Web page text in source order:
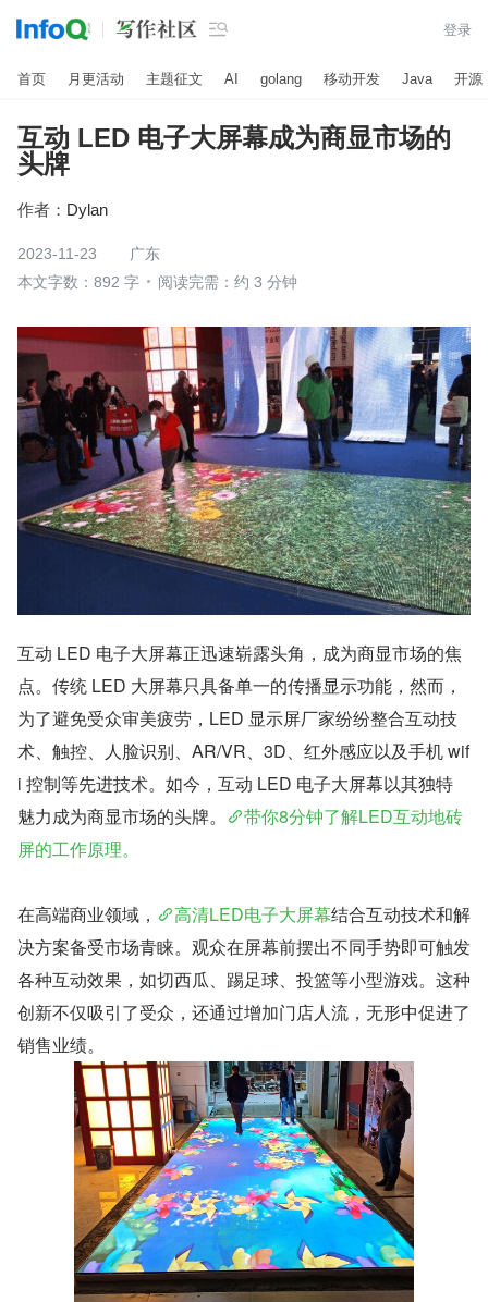
 登录
首页 月更活动 主题征文 AI golang 移动开发 Java 开源
互动 LED 电子大屏幕成为商显市场的
头牌
作者： Dylan
2023-11-23
广东
本文字数：892 字
阅读完需：约 3 分钟
互动 LED 电子大屏幕正迅速崭露头角，成为商显市场的焦
点。传统 LED 大屏幕只具备单一的传播显示功能，然而，
为了避免受众审美疲劳，LED 显示屏厂家纷纷整合互动技
术、触控、人脸识别、AR/VR、3D、红外感应以及手机 wif
i 控制等先进技术。如今，互动 LED 电子大屏幕以其独特
魅力成为商显市场的头牌。
带你8分钟了解LED互动地砖
屏的工作原理。
在高端商业领域， 高清LED电子大屏幕结合互动技术和解
决方案备受市场青睐。观众在屏幕前摆出不同手势即可触发
各种互动效果，如切西瓜、踢足球、投篮等小型游戏。这种
创新不仅吸引了受众，还通过增加门店人流，无形中促进了
销售业绩。